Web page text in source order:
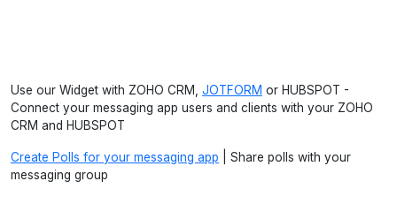
Use our Widget with ZOHO CRM, JOTFORM or HUBSPOT -
Connect your messaging app users and clients with your ZOHO
CRM and HUBSPOT
Create Polls for your messaging app | Share polls with your
messaging group